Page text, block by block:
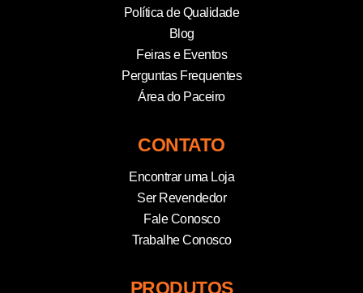
Política de Qualidade
Blog
Feiras e Eventos
Perguntas Frequentes
Área do Paceiro
CONTATO
Encontrar uma Loja
Ser Revendedor
Fale Conosco
Trabalhe Conosco
PRODUTOS